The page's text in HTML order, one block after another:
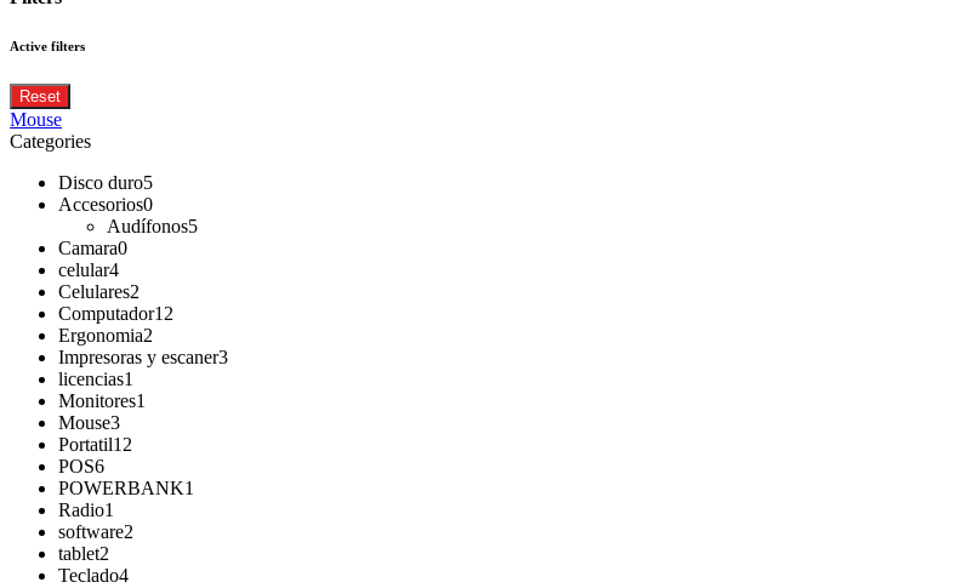
Active filters
Reset
Mouse
Categories
Disco duro5
Accesorios0
Audífonos5
Camara0
celular4
Celulares2
Computador12
Ergonomia2
Impresoras y escaner3
licencias1
Monitores1
Mouse3
Portatil12
POS6
POWERBANK1
Radio1
software2
tablet2
Teclado4